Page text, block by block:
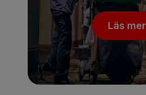
Läs mer